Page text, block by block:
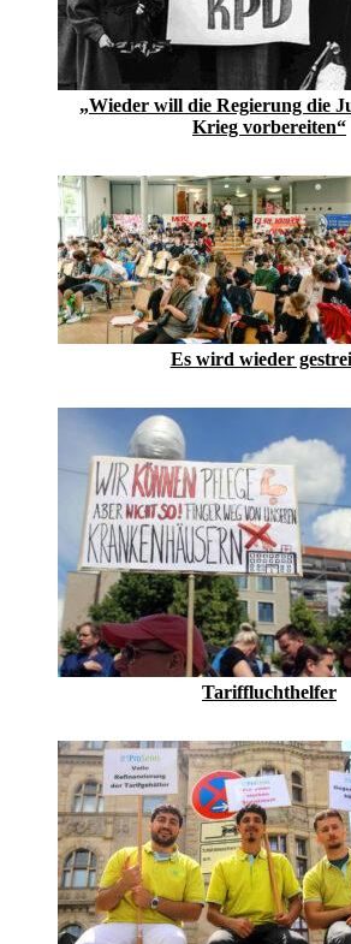
„Wieder will die Regierung die
Krieg vorbereiten“
Es wird wieder
Tariffluchthelfer